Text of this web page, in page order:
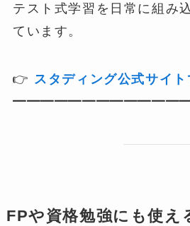
テスト式学習を日常に組み
ています。
👉 スタディング公式サイ
FPや資格勉強にも使え